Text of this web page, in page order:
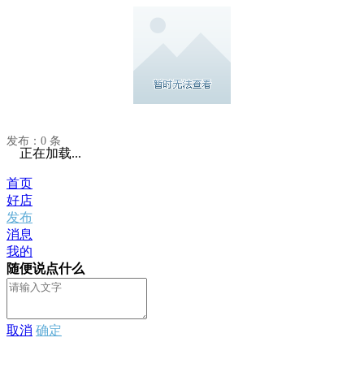
发布：0 条
正在加载...
首页
好店
发布
消息
我的
随便说点什么
取消 确定